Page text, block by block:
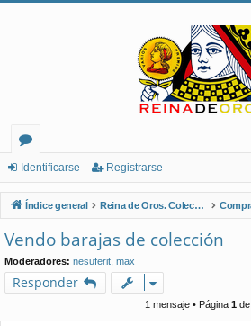
or
os
Identificarse Registrarse
Índice general Reina de Oros. Coleccionistas de Naipes.
Vendo barajas de colección
Moderadores: nesuferit max
Responder
1 mensaje • Página 1 de